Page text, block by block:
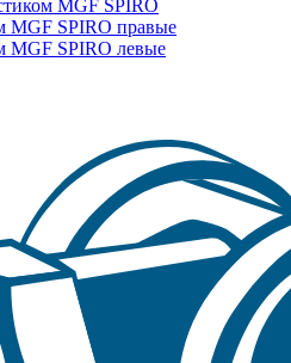
MGF SPIRO
MGF SPIRO правые
MGF SPIRO левые